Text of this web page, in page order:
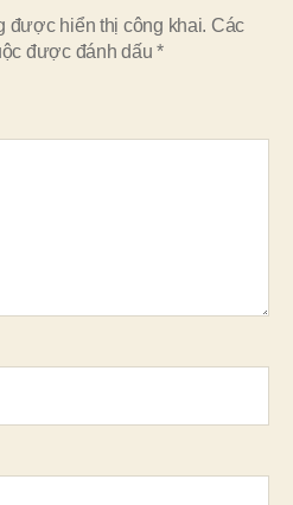
được hiển thị công khai. Các
được đánh dấu*